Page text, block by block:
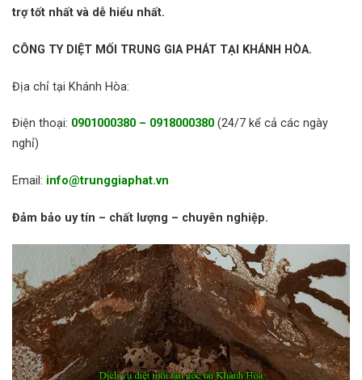
trợ tốt nhất và dễ hiểu nhất.
CÔNG TY DIỆT MỐI TRUNG GIA PHÁT TẠI KHÁNH HÒA.
Địa chỉ tại Khánh Hòa:
Điện thoại: 0901000380 – 0918000380 (24/7 kể cả các ngày
nghỉ)
Email: info@trunggiaphat.vn
Đảm bảo uy tín – chất lượng – chuyên nghiệp.